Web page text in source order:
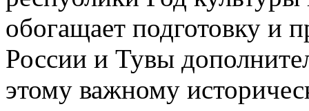
обогащает подготовку и
России и Тувы
этому важному